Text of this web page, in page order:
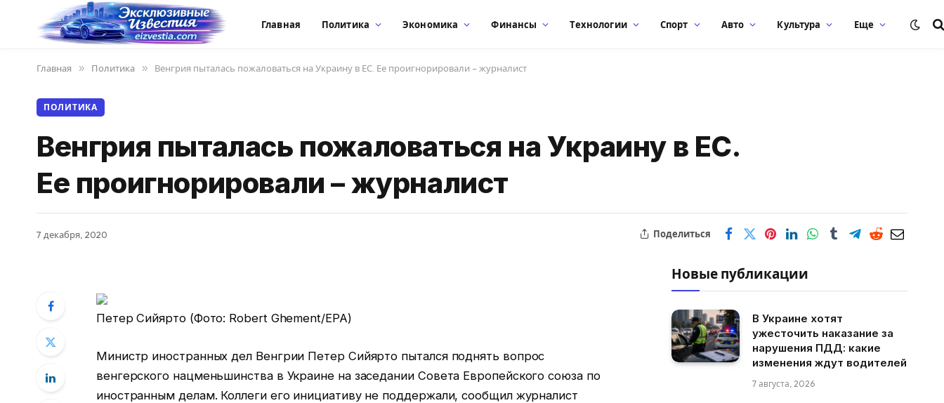
Главная Политика Экономика Финансы Технологии Спорт Авто Культура Еще
Главная » Политика » Венгрия пыталась пожаловаться на Украину в ЕС. Ее проигнорировали – журналист
ПОЛИТИКА
Венгрия пыталась пожаловаться на Украину в ЕС.
Ее проигнорировали – журналист
7 декабря, 2020 Поделиться
Петер Сийярто (Фото: Robert Ghement/ЕРА)
Министр иностранных дел Венгрии Петер Сийярто пытался поднять вопрос
венгерского нацменьшинства в Украине на заседании Совета Европейского союза по
иностранным делам. Коллеги его инициативу не поддержали, сообщил журналист
Новые публикации
В Украине хотят
ужесточить наказание за
нарушения ПДД: какие
изменения ждут водителей
7 августа, 2026